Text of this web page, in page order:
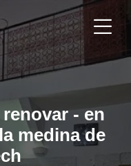
- en
medina de